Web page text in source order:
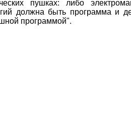
пушках: либо
должна быть программа и
программой".